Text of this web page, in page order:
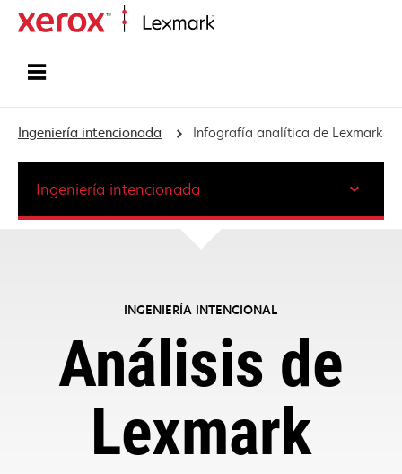
Ingeniería intencionada Infografía analítica de Lexmark
INGENIERÍA INTENCIONAL
Análisis de
Lexmark
Ingeniería intencionada